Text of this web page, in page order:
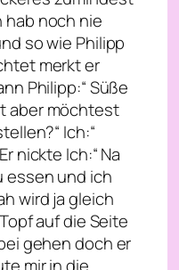
hab noch nie
so wie Philipp
merkt er
Philipp:“ Süße
aber möchtest
Ich:“
nickte Ich:“ Na
essen und ich
wird ja gleich
auf die Seite
gehen doch er
mir in die